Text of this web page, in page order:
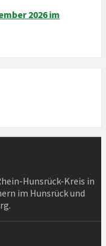
2026 im
Hunsrück-Kreis in
im Hunsrück und